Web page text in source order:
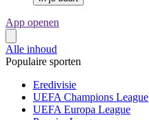
App openen
Alle inhoud
Populaire sporten
Eredivisie
UEFA Champions League
UEFA Europa League